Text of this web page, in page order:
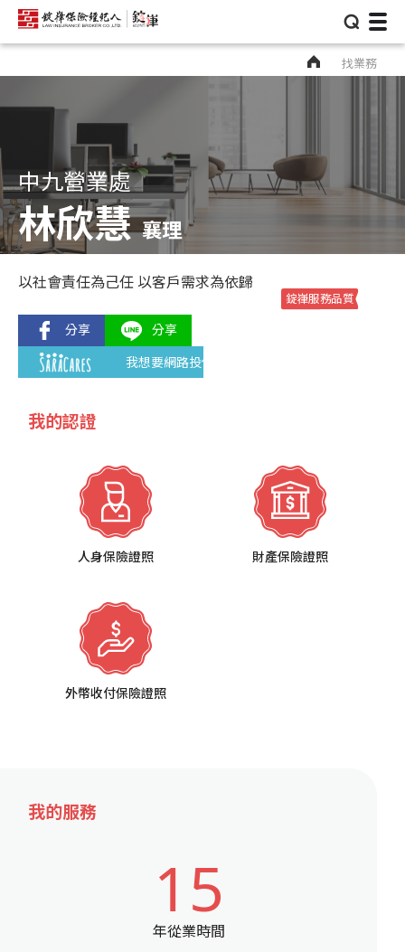
⌕
找業務
中九營業處
林欣慧 襄理
錠嵂服務品質
以社會責任為己任 以客戶需求為依歸
我想要網路投保
我的認證
人身保險證照 財產保險證照
外幣收付保險證照
我的服務
15
年從業時間